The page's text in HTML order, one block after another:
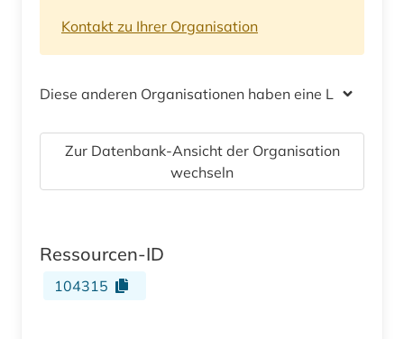
Kontakt zu Ihrer Organisation
Diese anderen Organisationen haben eine Lizenz
Zur Datenbank-Ansicht der Organisation
wechseln
Ressourcen-ID
104315